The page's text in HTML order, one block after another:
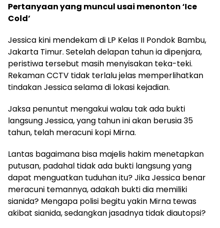
Pertanyaan yang muncul usai menonton ‘Ice
Cold’
Jessica kini mendekam di LP Kelas II Pondok Bambu,
Jakarta Timur. Setelah delapan tahun ia dipenjara,
peristiwa tersebut masih menyisakan teka-teki.
Rekaman CCTV tidak terlalu jelas memperlihatkan
tindakan Jessica selama di lokasi kejadian.
Jaksa penuntut mengakui walau tak ada bukti
langsung Jessica, yang tahun ini akan berusia 35
tahun, telah meracuni kopi Mirna.
Lantas bagaimana bisa majelis hakim menetapkan
putusan, padahal tidak ada bukti langsung yang
dapat menguatkan tuduhan itu? Jika Jessica benar
meracuni temannya, adakah bukti dia memiliki
sianida? Mengapa polisi begitu yakin Mirna tewas
akibat sianida, sedangkan jasadnya tidak diautopsi?